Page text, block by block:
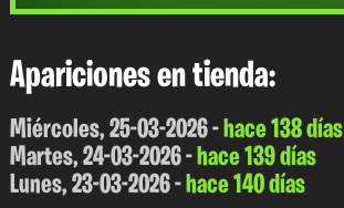
Apariciones en tienda:
Miércoles, 25-03-2026 -hace 138 días
Martes, 24-03-2026 -hace 139 días
Lunes, 23-03-2026 -hace 140 días